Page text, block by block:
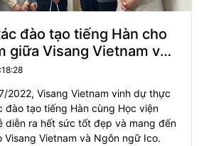
đào tạo tiếng Hàn cho
giữa Visang Vietnam và
Ico
2022, Visang Vietnam vinh dự thực
đào tạo tiếng Hàn cùng Học viện
diễn ra hết sức tốt đẹp và mang đến
Visang Vietnam và Ngôn ngữ Ico.